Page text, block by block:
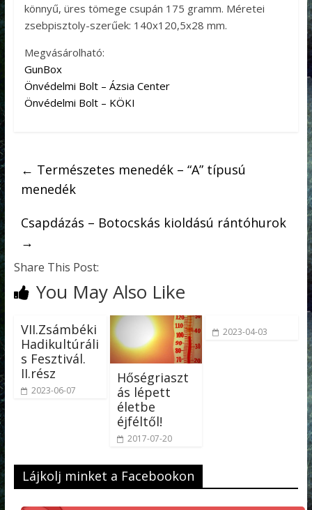
könnyű, üres tömege csupán 175 gramm. Méretei
zsebpisztoly-szerűek: 140х120,5х28 mm.
Megvásárolható:
GunBox
Önvédelmi Bolt – Ázsia Center
Önvédelmi Bolt – KÖKI
← Természetes menedék – “A” típusú
menedék
Csapdázás – Botocskás kioldású rántóhurok
→
Share This Post:
You May Also Like
VII.Zsámbéki
Hadikultúráli
s Fesztivál.
II.rész
2023-06-07
Hőségriaszt
ás lépett
életbe
éjféltől!
2017-07-20
2023-04-03
Lájkolj minket a Facebookon